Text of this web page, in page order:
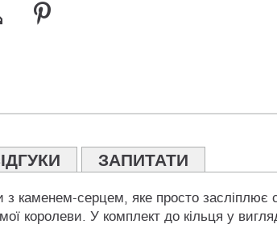
ЗАПИТАТИ
з каменем-серцем, яке просто
королеви. У комплект до кільця у